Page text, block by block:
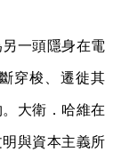
一頭隱身在電
穿梭、遷徙其
大衛．哈維在
明與資本主義所